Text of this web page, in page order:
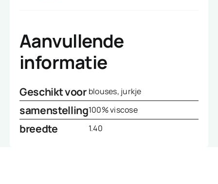
Aanvullende
informatie
Geschikt voor blouses, jurkje
samenstelling100% viscose
breedte 1.40